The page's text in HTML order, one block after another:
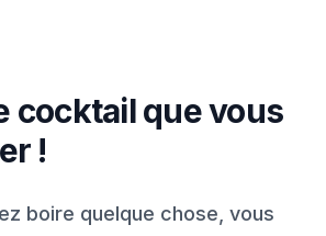
cocktail que vous
!
boire quelque chose, vous